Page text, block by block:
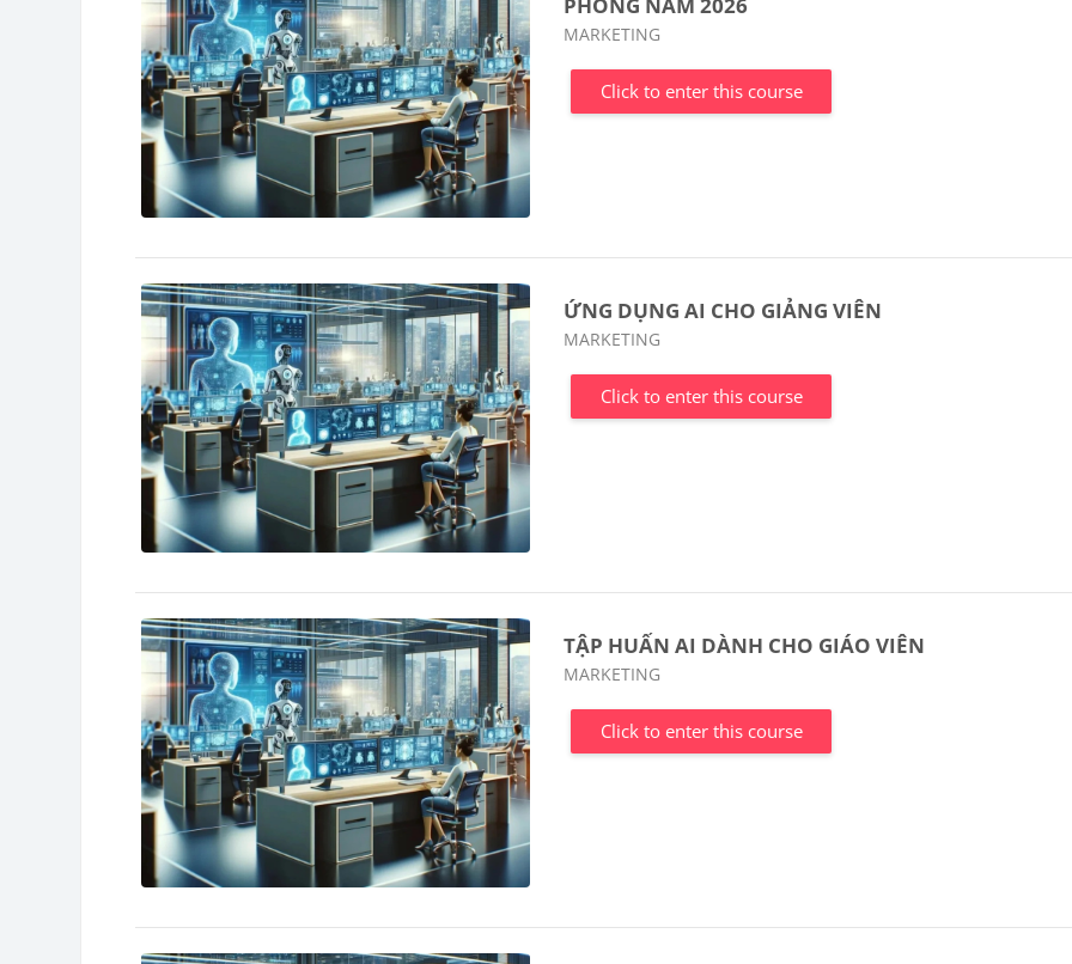
Course category
MARKETING
Click to enter this course
ỨNG DỤNG AI CHO GIẢNG VIÊN
Course category
MARKETING
Click to enter this course
TẬP HUẤN AI DÀNH CHO GIÁO VIÊN
Course category
MARKETING
Click to enter this course